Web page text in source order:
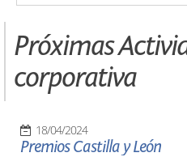
Próximas
corporativa
18/04/2024
Premios Castilla y León